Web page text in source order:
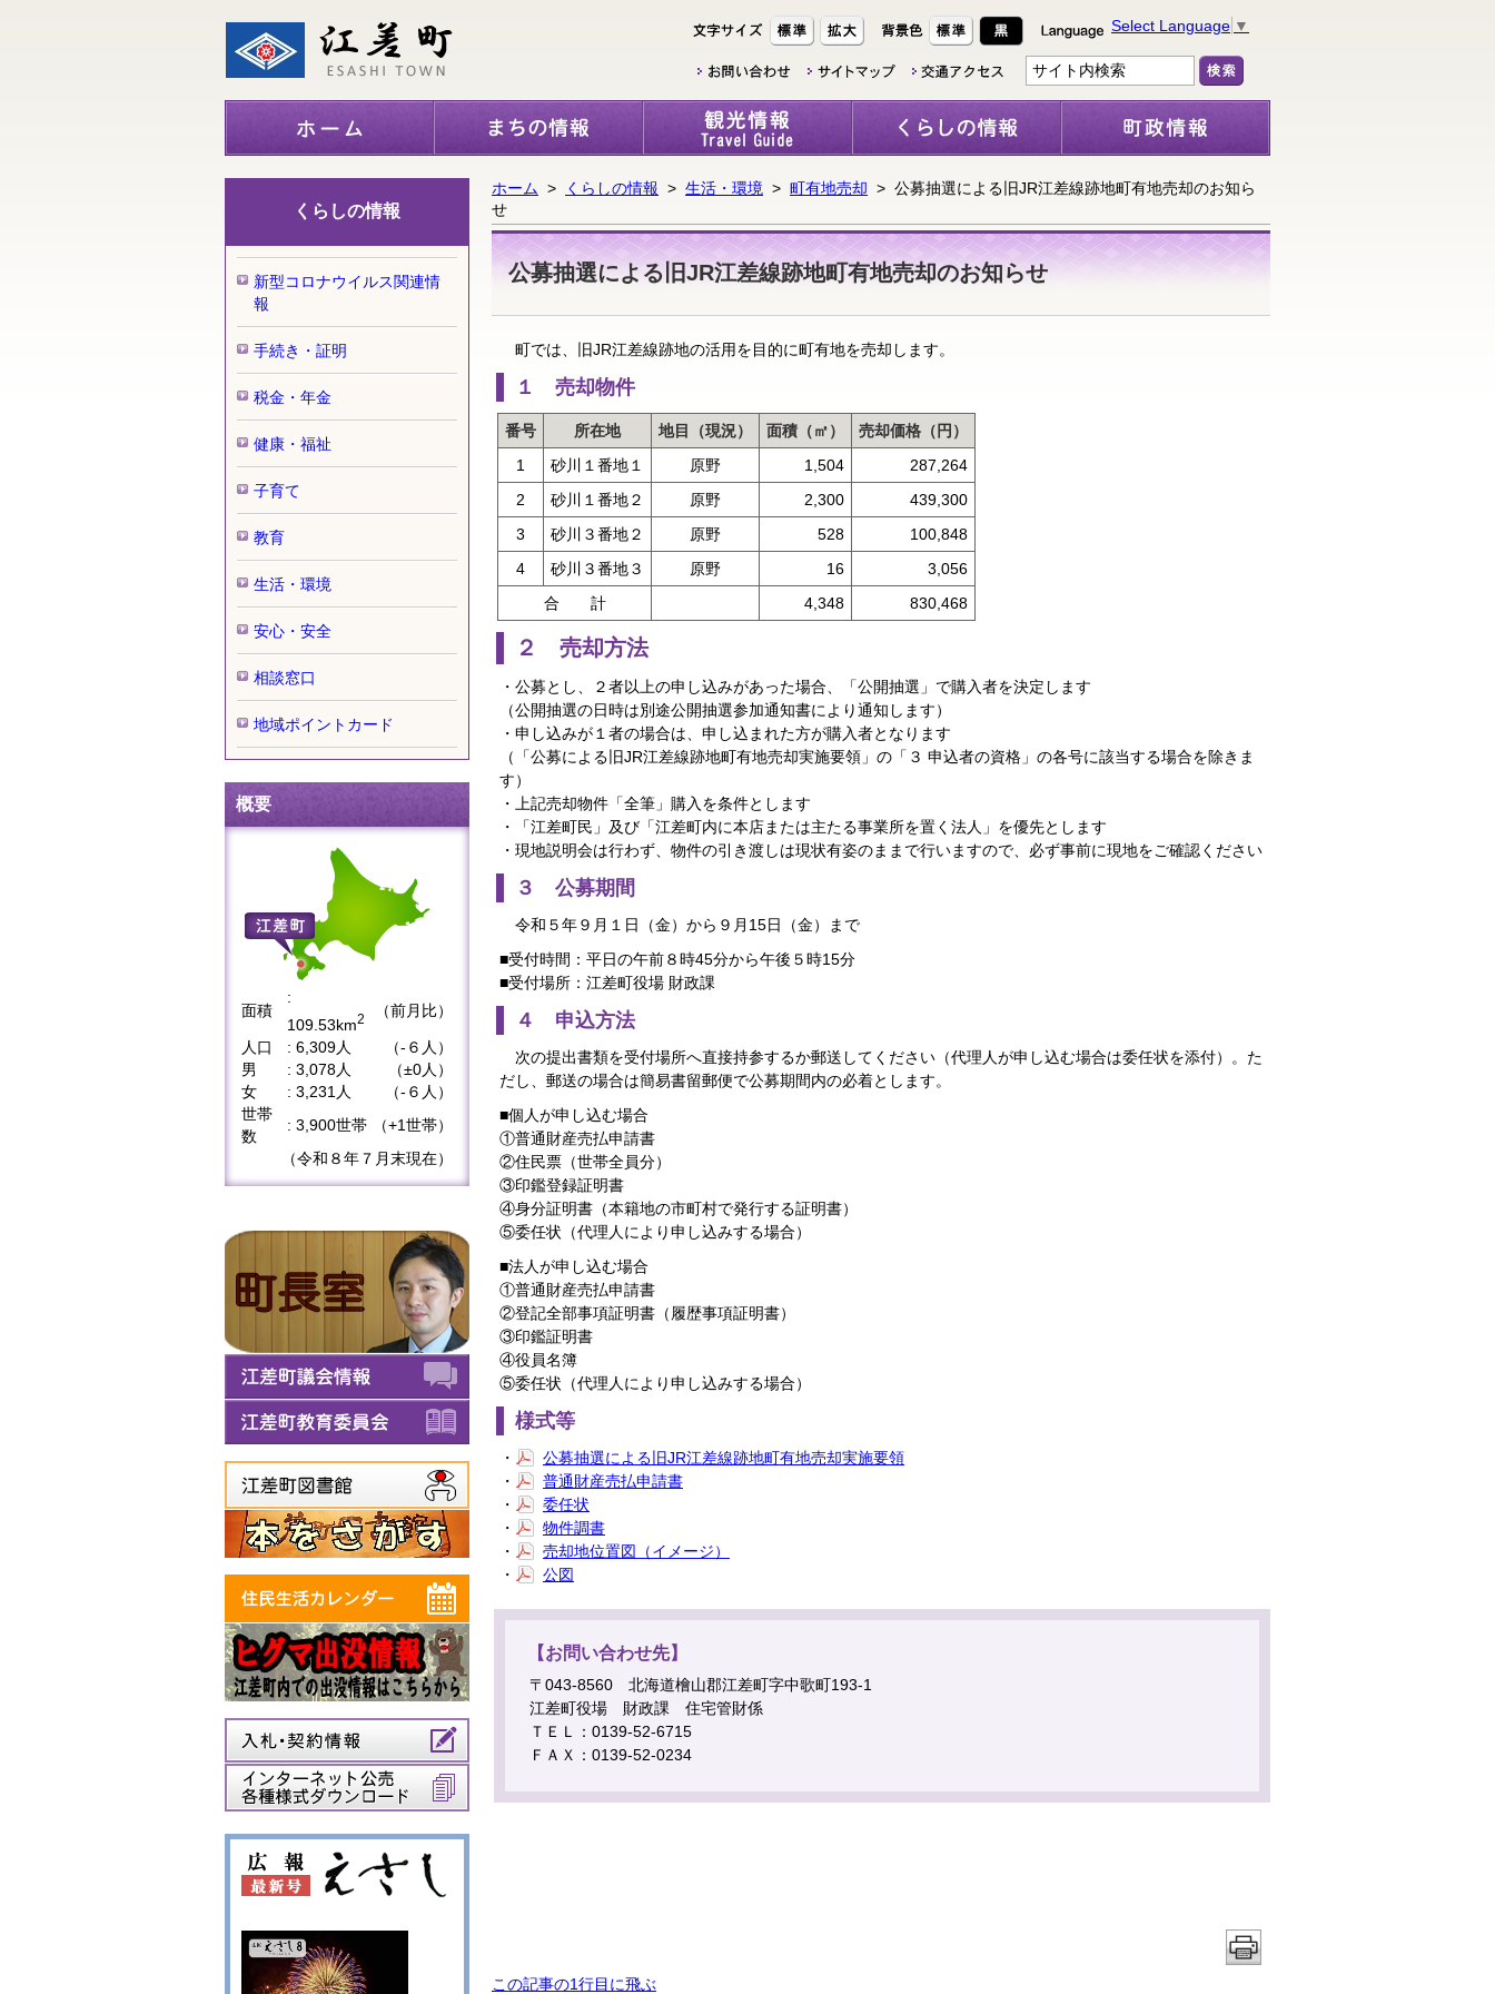
Select Language ▼
ホーム > くらしの情報 > 生活・環境 > 町有地売却 > 公募抽選による旧JR江差線跡地町有地売却のお知ら
せ
公募抽選による旧JR江差線跡地町有地売却のお知らせ
町では、旧JR江差線跡地の活用を目的に町有地を売却します。
１ 売却物件
番号 所在地 地目（現況） 面積（㎡）
売却価格（円）
1
砂川１番地１ 原野 1,504
287,264
2
砂川１番地２ 原野 2,300
439,300
3
砂川３番地２ 原野 528
100,848
4
砂川３番地３ 原野 16
3,056
合 計
4,348 830,468
２ 売却方法
・公募とし、２者以上の申し込みがあった場合、「公開抽選」で購入者を決定します
（公開抽選の日時は別途公開抽選参加通知書により通知します）
・申し込みが１者の場合は、申し込まれた方が購入者となります
（「公募による旧JR江差線跡地町有地売却実施要領」の「３ 申込者の資格」の各号に該当する場合を除きま
す）
・上記売却物件「全筆」購入を条件とします
・「江差町民」及び「江差町内に本店または主たる事業所を置く法人」を優先とします
・現地説明会は行わず、物件の引き渡しは現状有姿のままで行いますので、必ず事前に現地をご確認ください
３ 公募期間
令和５年９月１日（金）から９月15日（金）まで
■受付時間：平日の午前８時45分から午後５時15分
■受付場所：江差町役場 財政課
４ 申込方法
次の提出書類を受付場所へ直接持参するか郵送してください（代理人が申し込む場合は委任状を添付）。た
だし、郵送の場合は簡易書留郵便で公募期間内の必着とします。
■個人が申し込む場合
①普通財産売払申請書
②住民票（世帯全員分）
③印鑑登録証明書
④身分証明書（本籍地の市町村で発行する証明書）
⑤委任状（代理人により申し込みする場合）
■法人が申し込む場合
①普通財産売払申請書
②登記全部事項証明書（履歴事項証明書）
③印鑑証明書
④役員名簿
⑤委任状（代理人により申し込みする場合）
様式等
・
公募抽選による旧JR江差線跡地町有地売却実施要領
・
普通財産売払申請書
・
委任状
・
物件調書
・
売却地位置図（イメージ）
・
公図
【お問い合わせ先】
〒043-8560 北海道檜山郡江差町字中歌町193-1
江差町役場 財政課 住宅管財係
ＴＥＬ：0139-52-6715
ＦＡＸ：0139-52-0234
この記事の1行目に飛ぶ
くらしの情報
新型コロナウイルス関連情
報
手続き・証明
税金・年金
健康・福祉
子育て
教育
生活・環境
安心・安全
相談窓口
地域ポイントカード
概要
面積
:
109.53km2 （前月比）
人口 : 6,309人
（-６人）
男
: 3,078人
（±0人）
女
: 3,231人
（-６人）
世帯
数
: 3,900世帯
（+1世帯）
（令和８年７月末現在）